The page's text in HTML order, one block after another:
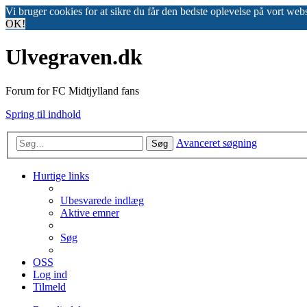
Vi bruger cookies for at sikre du får den bedste oplevelse på vort
OK!
Ulvegraven.dk
Forum for FC Midtjylland fans
Spring til indhold
Søg Avanceret søgning
Hurtige links
Ubesvarede indlæg
Aktive emner
Søg
OSS
Log ind
Tilmeld